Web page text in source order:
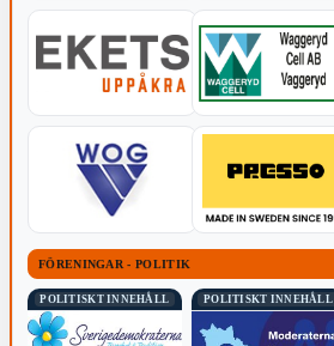
FÖRENINGAR - POLITIK
POLITISKT INNEHÅLL POLITISKT INNEHÅLL